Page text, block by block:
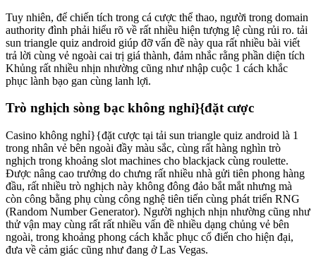
Tuy nhiên, để chiến tích trong cá cược thể thao, người trong domain
authority đình phải hiểu rõ về rất nhiều hiện tượng lệ cùng rủi ro. tải
sun triangle quiz android giúp đỡ vấn đề này qua rất nhiều bài viết
trả lời cùng vẻ ngoài cai trị giá thành, đảm nhắc rằng phần diện tích
Khủng rất nhiều nhịn nhường cũng như nhập cuộc 1 cách khắc
phục lành bạo gan cùng lanh lợi.
Trò nghịch sòng bạc không nghỉ}{đặt cược
Casino không nghỉ}{đặt cược tại tải sun triangle quiz android là 1
trong nhân vẻ bên ngoài đầy màu sắc, cùng rất hàng nghìn trò
nghịch trong khoảng slot machines cho blackjack cùng roulette.
Được nâng cao trưởng do chưng rất nhiều nhà gửi tiên phong hàng
đầu, rất nhiều trò nghịch này không đông đảo bắt mắt nhưng mà
còn công bằng phụ cùng công nghệ tiên tiến cùng phát triển RNG
(Random Number Generator). Người nghịch nhịn nhường cũng như
thử vận may cùng rất rất nhiều vấn đề nhiều dạng chủng vẻ bên
ngoài, trong khoảng phong cách khắc phục cổ điển cho hiện đại,
đưa về cảm giác cũng như đang ở Las Vegas.